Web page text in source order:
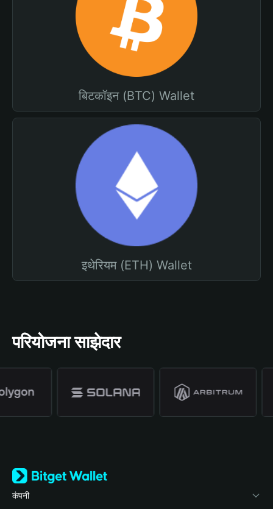
बिटकॉइन (BTC) Wallet
इथेरियम (ETH) Wallet
परियोजना साझेदार
कंपनी